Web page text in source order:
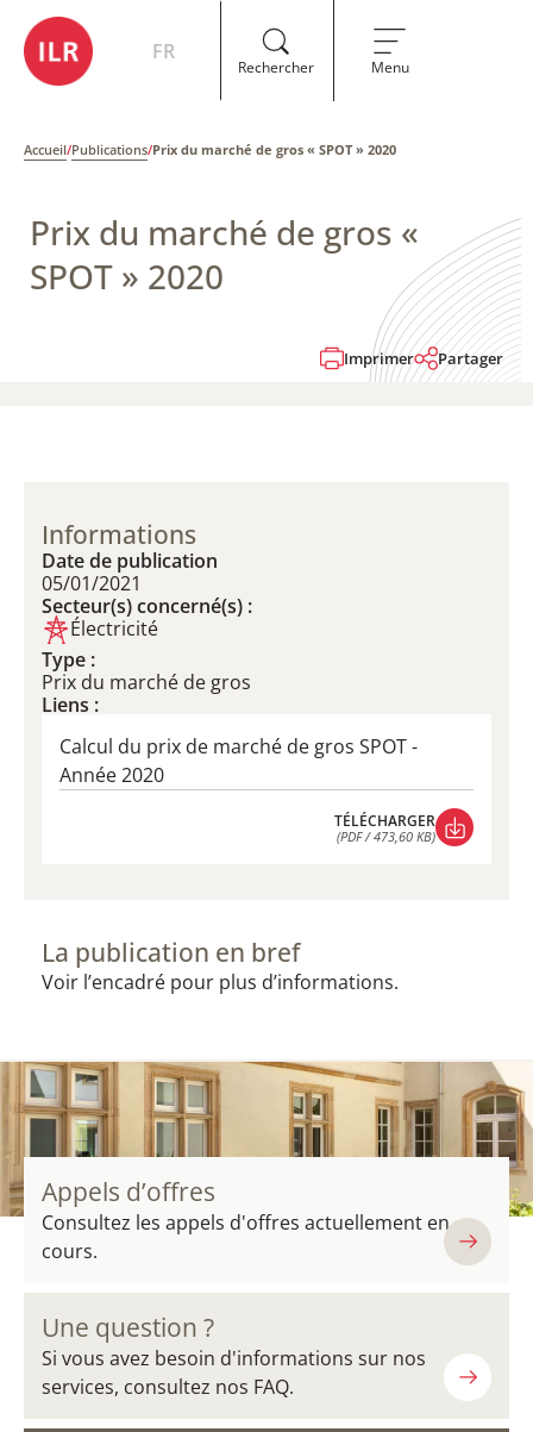
FR
Rechercher Menu
Accueil/Publications/Prix du marché de gros « SPOT » 2020
Prix du marché de gros «
SPOT » 2020
Imprimer Partager
Informations
Date de publication
05/01/2021
Secteur(s) concerné(s) :
Électricité
Type :
Prix du marché de gros
Liens :
Calcul du prix de marché de gros SPOT -
Année 2020
TÉLÉCHARGER
(PDF / 473,60 KB)
La publication en bref
Voir l’encadré pour plus d’informations.
Appels d’offres
Consultez les appels d'offres actuellement en
cours.
Une question ?
Si vous avez besoin d'informations sur nos
services, consultez nos FAQ.